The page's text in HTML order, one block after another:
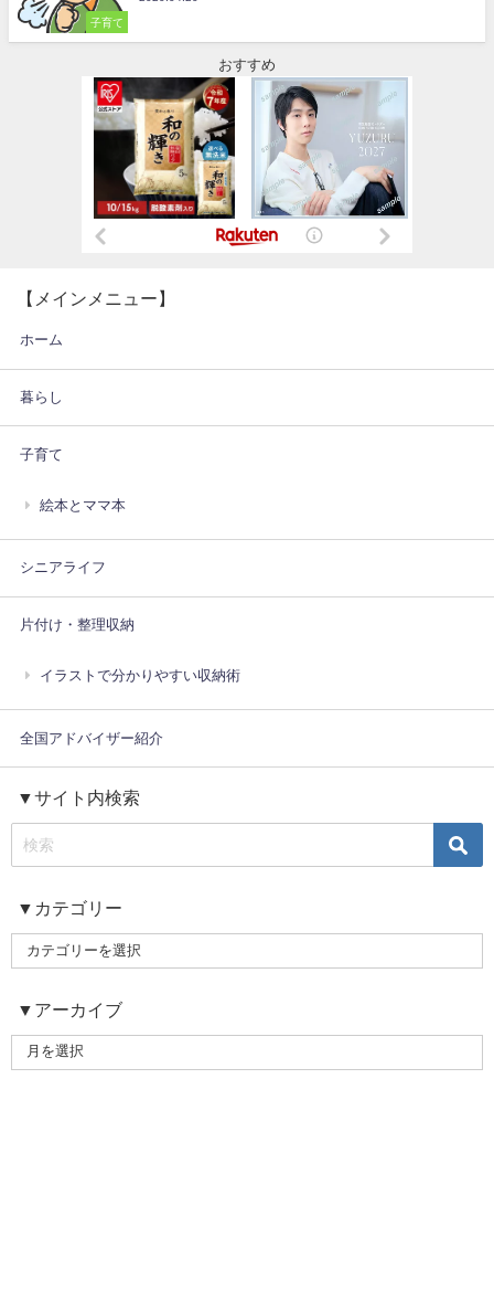
子育て
おすすめ
【メインメニュー】
ホーム
暮らし
子育て
絵本とママ本
シニアライフ
片付け・整理収納
イラストで分かりやすい収納術
全国アドバイザー紹介
▼サイト内検索
▼カテゴリー
▼アーカイブ